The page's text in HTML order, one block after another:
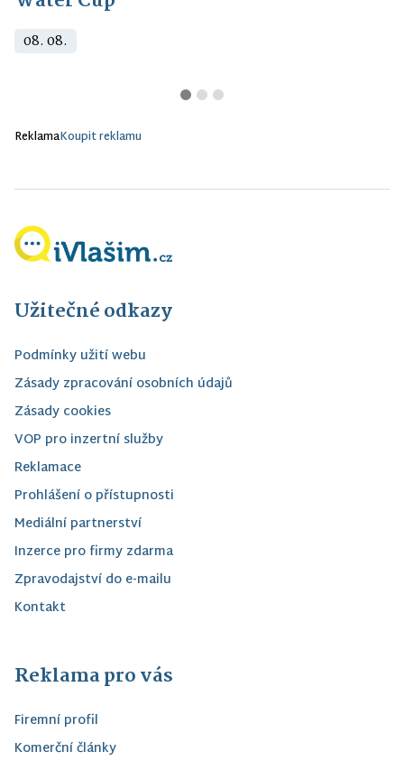
08. 08.
ReklamaKoupit reklamu
Užitečné odkazy
Podmínky užití webu
Zásady zpracování osobních údajů
Zásady cookies
VOP pro inzertní služby
Reklamace
Prohlášení o přístupnosti
Mediální partnerství
Inzerce pro firmy zdarma
Zpravodajství do e-mailu
Kontakt
Reklama pro vás
Firemní profil
Komerční články